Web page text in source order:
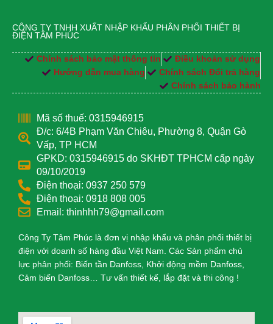
CÔNG TY TNHH XUẤT NHẬP KHẨU PHÂN PHỐI THIẾT BỊ
ĐIỆN TÂM PHÚC
Chính sách bảo mật thông tin
Điều khoản sử dụng
Hướng dẫn mua hàng
Chính sách Đổi trả hàng
Chính sách bảo hành
Mã số thuế: 0315946915
Đ/c: 6/4B Phạm Văn Chiêu, Phường 8, Quận Gò
Vấp, TP HCM
GPKD: 0315946915 do SKHĐT TPHCM cấp ngày
09/10/2019
Điện thoại: 0937 250 579
Điện thoại: 0918 808 005
Email: thinhhh79@gmail.com
Công Ty Tâm Phúc là đơn vị nhập khẩu và phân phối thiết bị
điện với doanh số hàng đầu Việt Nam. Các Sản phẩm chủ
lực phân phối: Biến tần Danfoss, Khởi động mềm Danfoss,
Cảm biến Danfoss… Tư vấn thiết kế, lắp đặt và thi công !